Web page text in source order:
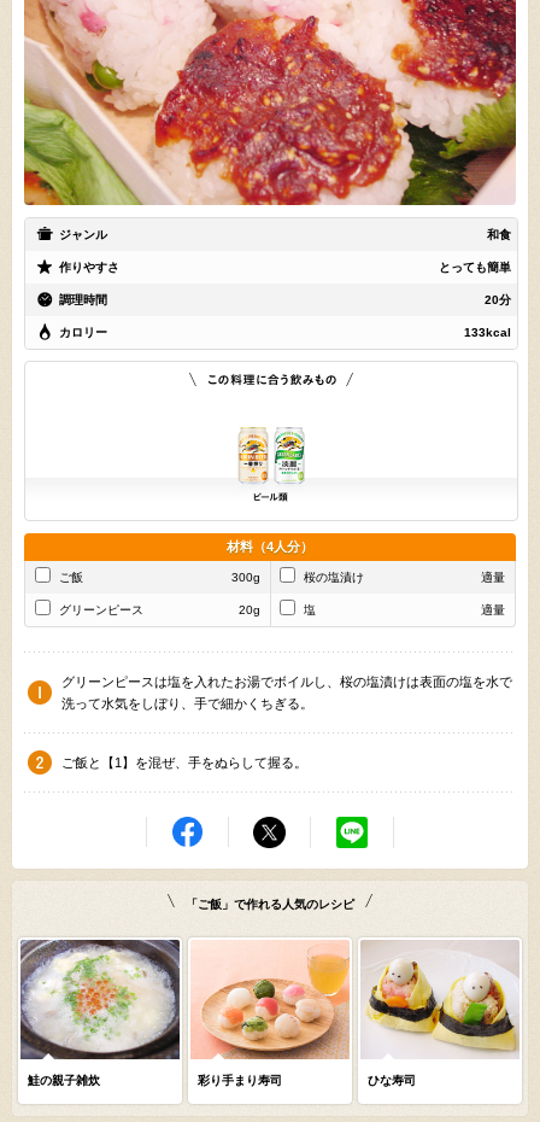
ジャンル 和食
作りやすさ とっても簡単
調理時間 20分
カロリー 133kcal
材料（4人分）
ご飯 300g 桜の塩漬け 適量
グリーンピース 20g 塩 適量
グリーンピースは塩を入れたお湯でボイルし、桜の塩漬けは表面の塩を水で
洗って水気をしぼり、手で細かくちぎる。
ご飯と【1】を混ぜ、手をぬらして握る。
「ご飯」で作れる人気のレシピ
鮭の親子雑炊 彩り手まり寿司 ひな寿司